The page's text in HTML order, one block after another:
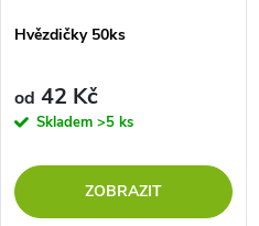
Hvězdičky 50ks
od 42 Kč
Skladem >5 ks
ZOBRAZIT